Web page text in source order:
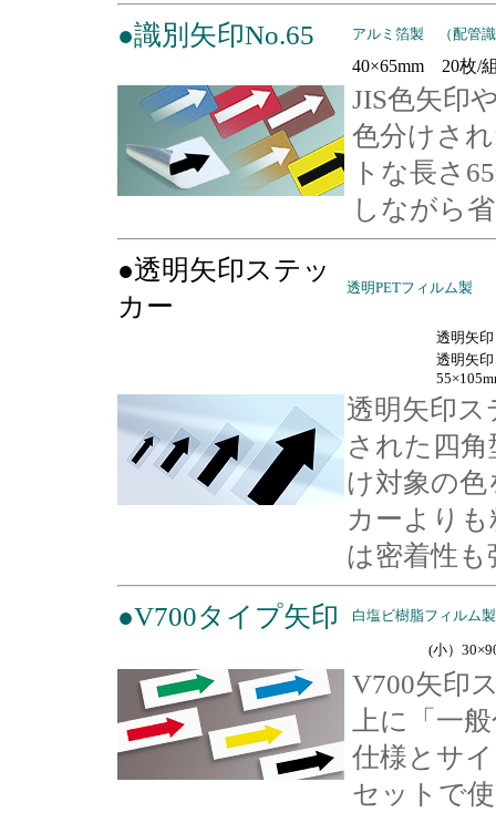
●識別矢印No.65 アルミ箔製 （配管
40×65mm 20枚/
JIS色矢印
色分けさ
トな長さ
しながら
●透明矢印ステッ
カー
透明PETフィルム製
透明矢
透明矢
透明矢印
された四
け対象の
カーより
は密着性
●V700タイプ矢印 白塩ビ樹脂フィルム
(小）
V700矢印
上に「一
仕様とサ
セットで